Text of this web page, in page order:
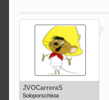
JVOCarreraS
Soloporschista